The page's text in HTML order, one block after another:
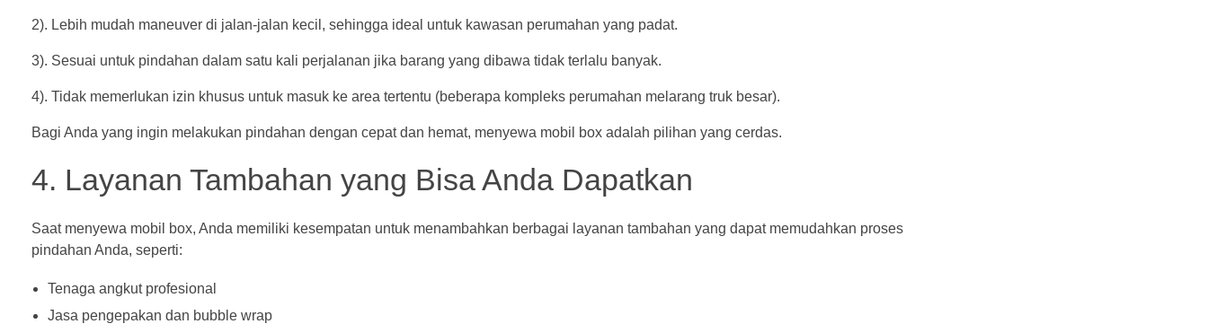
2). Lebih mudah maneuver di jalan-jalan kecil, sehingga ideal untuk kawasan perumahan yang padat.
3). Sesuai untuk pindahan dalam satu kali perjalanan jika barang yang dibawa tidak terlalu banyak.
4). Tidak memerlukan izin khusus untuk masuk ke area tertentu (beberapa kompleks perumahan melarang truk besar).
Bagi Anda yang ingin melakukan pindahan dengan cepat dan hemat, menyewa mobil box adalah pilihan yang cerdas.
4. Layanan Tambahan yang Bisa Anda Dapatkan
Saat menyewa mobil box, Anda memiliki kesempatan untuk menambahkan berbagai layanan tambahan yang dapat memudahkan proses
pindahan Anda, seperti:
Tenaga angkut profesional
Jasa pengepakan dan bubble wrap